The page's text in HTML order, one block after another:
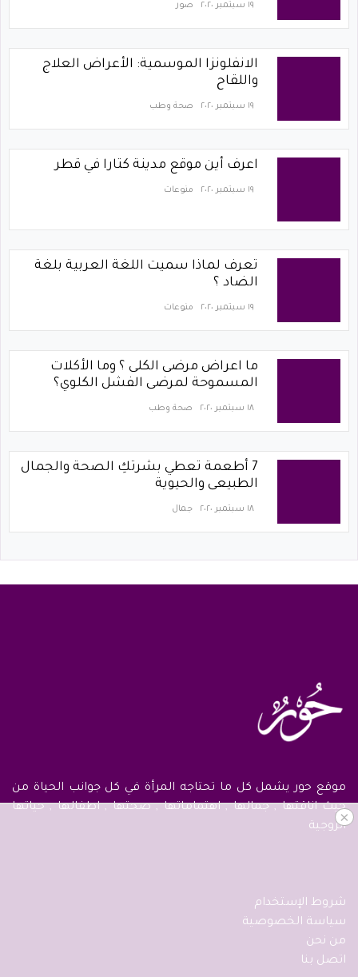
١٩ سبتمبر ٢٠٢٠ صور
الانفلونزا الموسمية: الأعراض العلاج
واللقاح
١٩ سبتمبر ٢٠٢٠ صحة وطب
اعرف أين موقع مدينة كتارا في قطر
١٩ سبتمبر ٢٠٢٠ منوعات
تعرف لماذا سميت اللغة العربية بلغة
الضاد ؟
١٩ سبتمبر ٢٠٢٠ منوعات
ما اعراض مرضى الكلى ؟ وما الأكلات
المسموحة لمرضى الفشل الكلوي؟
١٨ سبتمبر ٢٠٢٠ صحة وطب
7 أطعمة تعطي بشرتكِ الصحة والجمال
الطبيعى والحيوية
١٨ سبتمبر ٢٠٢٠ جمال
×
موقع حور يشمل كل ما تحتاجه المرأة في كل جوانب الحياة من
حيث اناقتها , جمالها , اهتماماتها , صحتها , اطفالها , حياتها
الزوجية
شروط الإستخدام
سياسة الخصوصية
من نحن
اتصل بنا